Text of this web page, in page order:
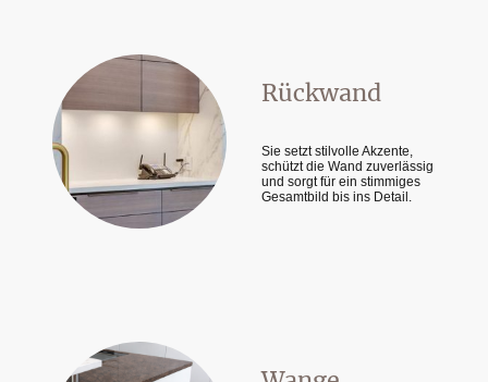
Rückwand
Sie setzt stilvolle Akzente,
schützt die Wand zuverlässig
und sorgt für ein stimmiges
Gesamtbild bis ins Detail.